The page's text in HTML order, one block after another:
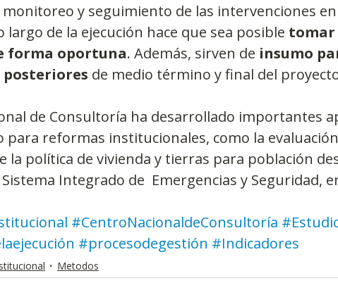
y seguimiento de las intervenciones
largo de la ejecución hace que sea posible tomar
forma oportuna. Además, sirven de insumo
posteriores de medio término y final del
de Consultoría ha desarrollado importantes
para reformas institucionales, como la
la política de vivienda y tierras para población
Integrado de  Emergencias y Seguridad,
#CentroNacionaldeConsultoría
#procesodegestión #Indicadores
Metodos